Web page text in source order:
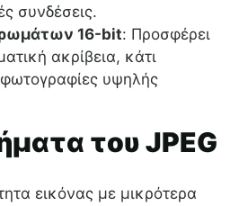
συνδέσεις.
16-bit: Προσφέρει
ακρίβεια, κάτι
υψηλής
του JPEG
εικόνας με μικρότερα